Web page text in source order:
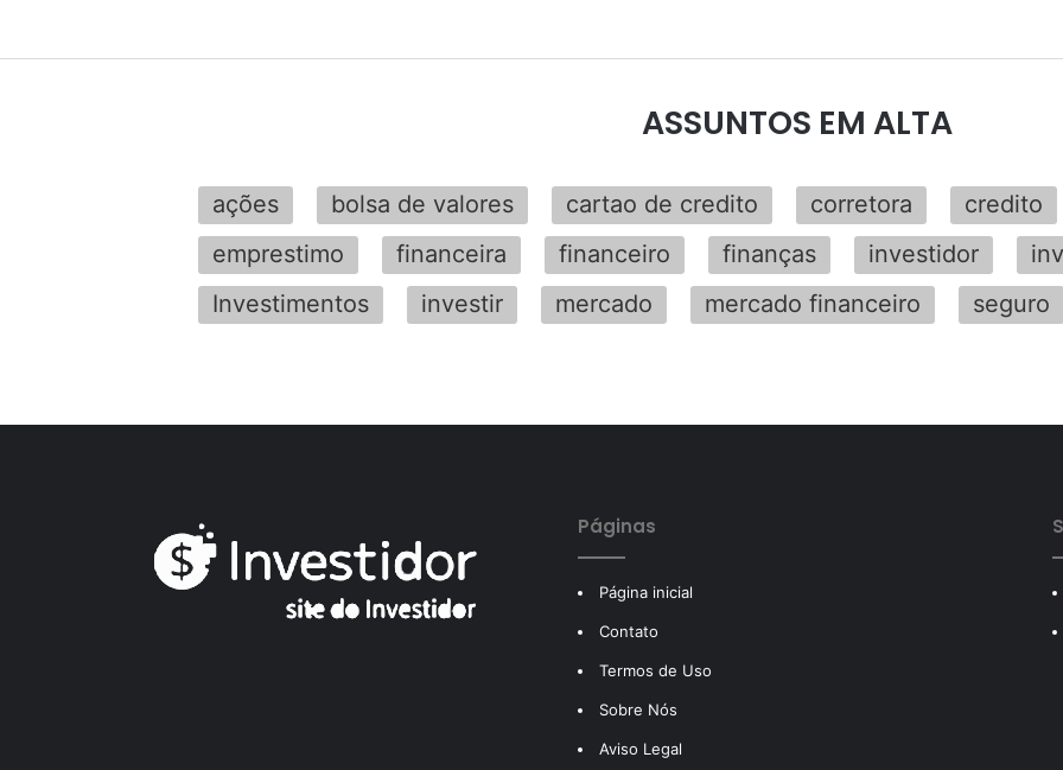
ASSUNTOS EM ALTA
ações bolsa de valores cartao de credito corretora credito
emprestimo
financeira financeiro finanças investidor
Investimentos
investir mercado mercado financeiro seguro
Páginas
Página inicial
Contato
Termos de Uso
Sobre Nós
Aviso Legal